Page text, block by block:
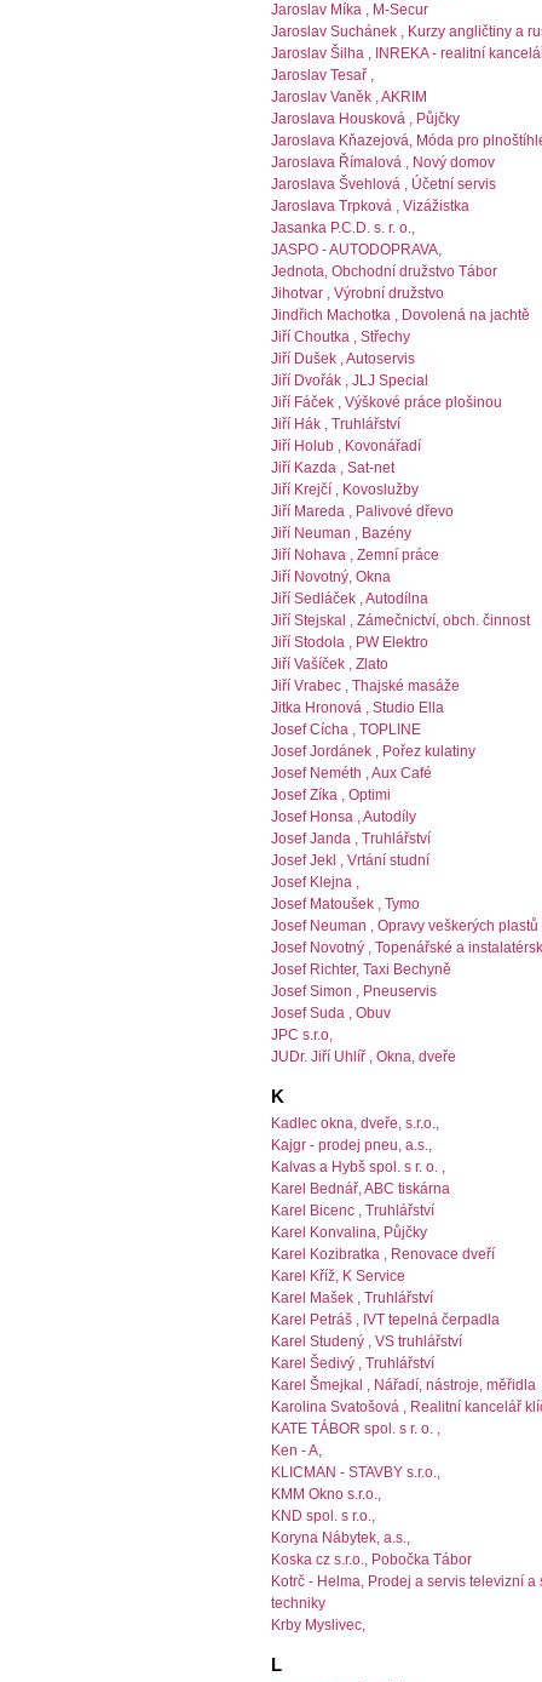
Jaroslav Míka , M-Secur
Jaroslav Suchánek , Kurzy angličtiny a
Jaroslav Šilha , INREKA - realitní
Jaroslav Tesař ,
Jaroslav Vaněk , AKRIM
Jaroslava Housková , Půjčky
Jaroslava Kňazejová, Móda pro
Jaroslava Římalová , Nový domov
Jaroslava Švehlová , Účetní servis
Jaroslava Trpková , Vizážistka
Jasanka P.C.D. s. r. o.,
JASPO - AUTODOPRAVA,
Jednota, Obchodní družstvo Tábor
Jihotvar , Výrobní družstvo
Jindřich Machotka , Dovolená na jachtě
Jiří Choutka , Střechy
Jiří Dušek , Autoservis
Jiří Dvořák , JLJ Special
Jiří Fáček , Výškové práce plošinou
Jiří Hák , Truhlářství
Jiří Holub , Kovonářadí
Jiří Kazda , Sat-net
Jiří Krejčí , Kovoslužby
Jiří Mareda , Palivové dřevo
Jiří Neuman , Bazény
Jiří Nohava , Zemní práce
Jiří Novotný, Okna
Jiří Sedláček , Autodílna
Jiří Stejskal , Zámečnictví, obch. činnost
Jiří Stodola , PW Elektro
Jiří Vašíček , Zlato
Jiří Vrabec , Thajské masáže
Jitka Hronová , Studio Ella
Josef Cícha , TOPLINE
Josef Jordánek , Pořez kulatiny
Josef Neméth , Aux Café
Josef Zíka , Optimi
Josef Honsa , Autodíly
Josef Janda , Truhlářství
Josef Jekl , Vrtání studní
Josef Klejna ,
Josef Matoušek , Tymo
Josef Neuman , Opravy veškerých plastů
Josef Novotný , Topenářské a
Josef Richter, Taxi Bechyně
Josef Simon , Pneuservis
Josef Suda , Obuv
JPC s.r.o,
JUDr. Jiří Uhlíř , Okna, dveře
K
Kadlec okna, dveře, s.r.o.,
Kajgr - prodej pneu, a.s.,
Kalvas a Hybš spol. s r. o. ,
Karel Bednář, ABC tiskárna
Karel Bicenc , Truhlářství
Karel Konvalina, Půjčky
Karel Kozibratka , Renovace dveří
Karel Kříž, K Service
Karel Mašek , Truhlářství
Karel Petráš , IVT tepelná čerpadla
Karel Studený , VS truhlářství
Karel Šedivý , Truhlářství
Karel Šmejkal , Nářadí, nástroje, měřidla
Karolina Svatošová , Realitní kancelář
KATE TÁBOR spol. s r. o. ,
Ken - A,
KLICMAN - STAVBY s.r.o.,
KMM Okno s.r.o.,
KND spol. s r.o.,
Koryna Nábytek, a.s.,
Koska cz s.r.o., Pobočka Tábor
Kotrč - Helma, Prodej a servis televizní a
techniky
Krby Myslivec,
L